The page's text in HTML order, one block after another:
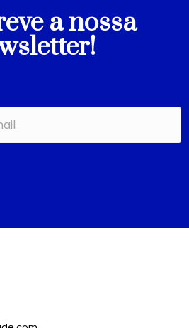
a nossa